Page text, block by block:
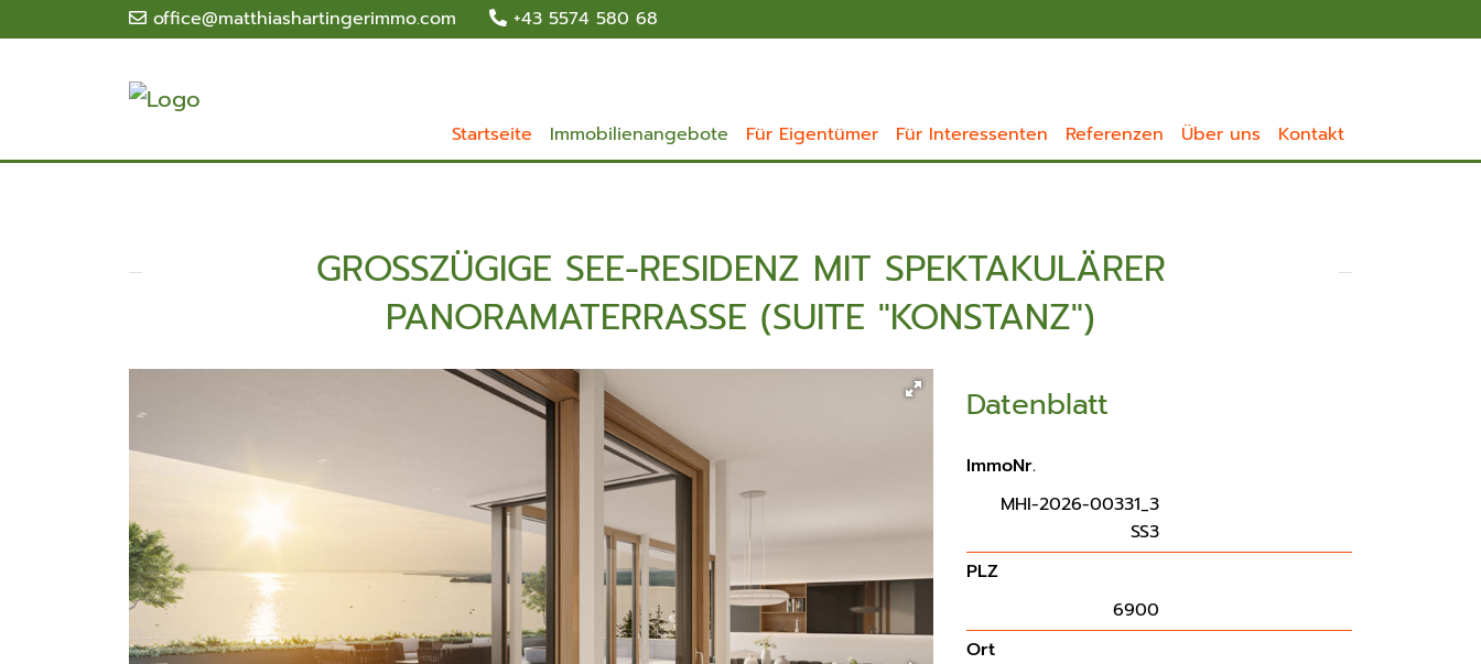
office@matthiashartingerimmo.com +43 5574 580 68
Startseite Immobilienangebote Für Eigentümer Für Interessenten Referenzen Über uns Kontakt
GROSSZÜGIGE SEE-RESIDENZ MIT SPEKTAKULÄRER P
ANORAMATERRASSE (SUITE "KONSTANZ")
Datenblatt
ImmoNr.
MHI-2026-00331_3
SS3
PLZ
6900
Ort